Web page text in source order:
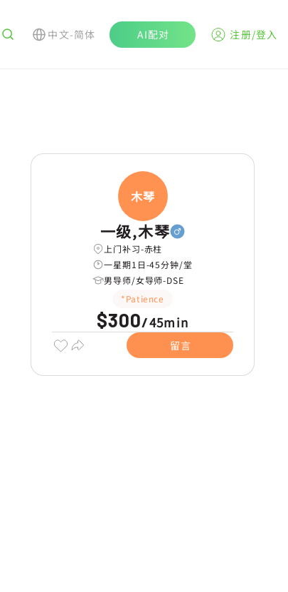
中文-简体 AI配对 注册/登入
木琴
一级,木琴
上门补习-赤柱
一星期1日-45分钟/堂
男导师/女导师-DSE
*Patience
$300/45min
留言